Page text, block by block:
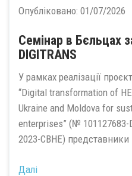
Опубліковано: 01/07/2026
Семінар в Бєльцах
DIGITRANS
У рамках реалізації
“Digital transformation of
Ukraine and Moldova for
enterprises” (№ 101127683-
2023-CBHE)
Далі